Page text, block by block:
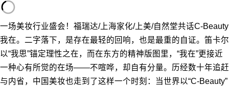
一场美妆行业盛会！福瑞达/上海家化/上美/自然堂共话C-Beauty
我在。二字落下，是存在最轻的回响，也是最重的自证。笛卡尔
以“我思”锚定理性之在，而在东方的精神版图里，“我在”更接近
一种心有所觉的在场——不喧哗，却自有分量。历经数十年追赶
与内省，中国美妆也走到了这样一个时刻：当世界以“C-Beauty”